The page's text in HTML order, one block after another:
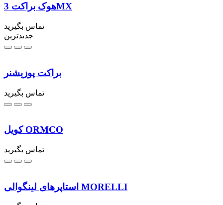
هوک براکت 3MX
تماس بگیرید
جدیدترین
براکت پوزیشنر
تماس بگیرید
کویل ORMCO
تماس بگیرید
استاپرهای لینگوالی MORELLI